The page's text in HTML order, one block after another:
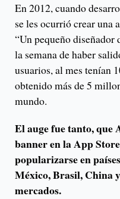
En 2012, cuando
se les ocurrió crear una
“Un pequeño
la semana de haber
usuarios, al mes tenían
obtenido más de 5
mundo.
El auge fue tanto, que
banner en la App
popularizarse en
México, Brasil, China
mercados.